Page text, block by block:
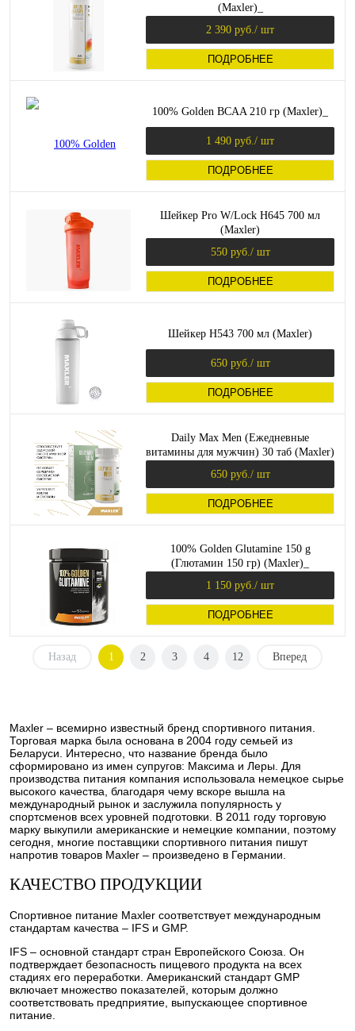
(Maxler)_
2 390 руб. / шт
ПОДРОБНЕЕ
100% Golden BCAA 210 гр (Maxler)_
1 490 руб. / шт
ПОДРОБНЕЕ
Шейкер Pro W/Lock H645 700 мл
(Maxler)
550 руб. / шт
ПОДРОБНЕЕ
Шейкер H543 700 мл (Maxler)
650 руб. / шт
ПОДРОБНЕЕ
Daily Max Men (Ежедневные
витамины для мужчин) 30 таб (Maxler)
650 руб. / шт
ПОДРОБНЕЕ
100% Golden Glutamine 150 g
(Глютамин 150 гр) (Maxler)_
1 150 руб. / шт
ПОДРОБНЕЕ
Назад 1 2 3 4 12 Вперед
Maxler – всемирно известный бренд спортивного питания.
Торговая марка была основана в 2004 году семьей из
Беларуси. Интересно, что название бренда было
сформировано из имен супругов: Максима и Леры. Для
производства питания компания использовала немецкое сырье
высокого качества, благодаря чему вскоре вышла на
международный рынок и заслужила популярность у
спортсменов всех уровней подготовки. В 2011 году торговую
марку выкупили американские и немецкие компании, поэтому
сегодня, многие поставщики спортивного питания пишут
напротив товаров Maxler – произведено в Германии.
КАЧЕСТВО ПРОДУКЦИИ
Спортивное питание Maxler соответствует международным
стандартам качества – IFS и GMP.
IFS – основной стандарт стран Европейского Союза. Он
подтверждает безопасность пищевого продукта на всех
стадиях его переработки. Американский стандарт GMP
включает множество показателей, которым должно
соответствовать предприятие, выпускающее спортивное
питание.